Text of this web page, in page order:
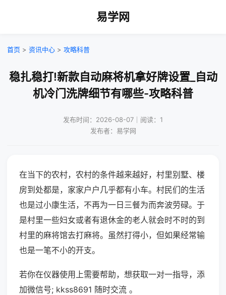
易学网
首页 > 资讯中心 > 攻略科普
稳扎稳打!新款自动麻将机拿好牌设置_自动
机冷门洗牌细节有哪些-攻略科普
发布时间：2026-08-07｜阅读：1
发布者：易学网
在当下的农村，农村的条件越来越好，村里别墅、楼
房到处都是，家家户户几乎都有小车。村民们的生活
也是过小康生活，不再为一日三餐为而奔波劳碌。于
是村里一些妇女或者有退休金的老人就会时不时的到
村里的麻将馆去打麻将。虽然打得小，但如果经常输
也是一笔不小的开支。
若你在仪器使用上需要帮助，想获取一对一指导，添
加微信号; kkss8691 随时交流 。